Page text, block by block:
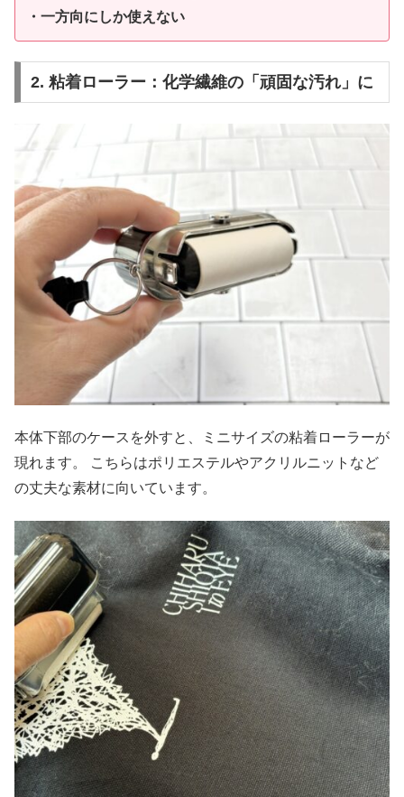
・一方向にしか使えない
2. 粘着ローラー：化学繊維の「頑固な汚れ」に
本体下部のケースを外すと、ミニサイズの粘着ローラーが
現れます。 こちらはポリエステルやアクリルニットなど
の丈夫な素材に向いています。